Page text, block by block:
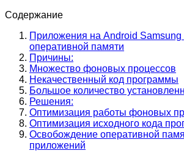
Содержание
Приложения на Android Samsung
оперативной памяти
Причины:
Множество фоновых процессов
Некачественный код программы
Большое количество
Решения:
Оптимизация работы фоновых
Оптимизация исходного кода
Освобождение оперативной
приложений